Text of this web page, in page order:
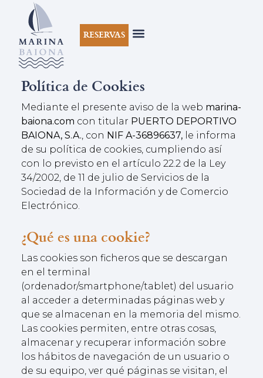
RESERVAS
Política de Cookies
Mediante el presente aviso de la web marina-
baiona.com con titular PUERTO DEPORTIVO
BAIONA, S.A., con NIF A-36896637,le informa
de su política de cookies, cumpliendo así
con lo previsto en el artículo 22.2 de la Ley
34/2002, de 11 de julio de Servicios de la
Sociedad de la Información y de Comercio
Electrónico.
¿Qué es una cookie?
Las cookies son ficheros que se descargan
en el terminal
(ordenador/smartphone/tablet) del usuario
al acceder a determinadas páginas web y
que se almacenan en la memoria del mismo.
Las cookies permiten, entre otras cosas,
almacenar y recuperar información sobre
los hábitos de navegación de un usuario o
de su equipo, ver qué páginas se visitan, el